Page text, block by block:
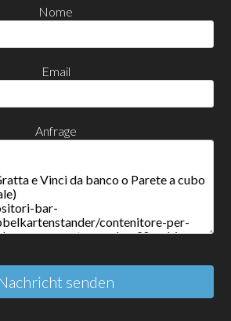
Nome
Email
Anfrage
senden